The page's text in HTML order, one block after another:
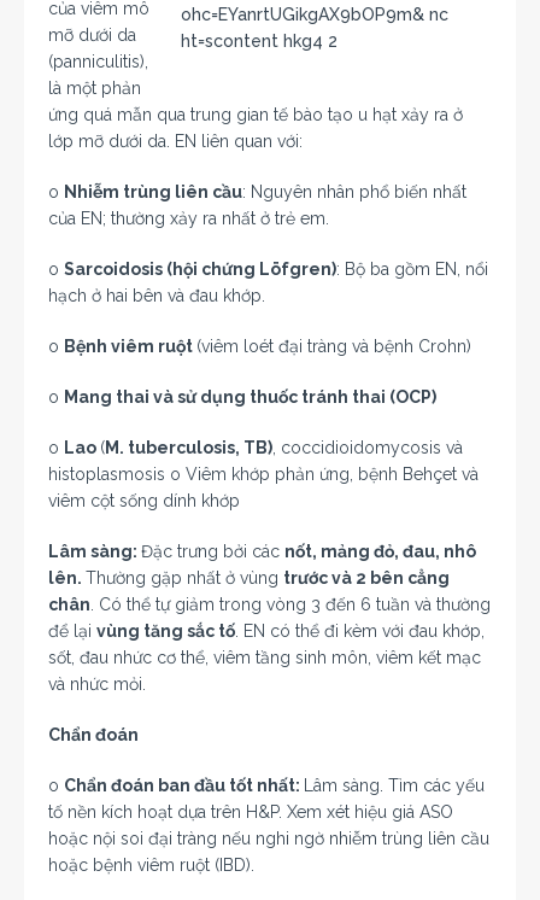
của viêm mô
mỡ dưới da
(panniculitis),
là một phản
ứng quá mẫn qua trung gian tế bào tạo u hạt xảy ra ở
lớp mỡ dưới da. EN liên quan với:
o Nhiễm trùng liên cầu: Nguyên nhân phổ biến nhất
của EN; thường xảy ra nhất ở trẻ em.
o Sarcoidosis (hội chứng Löfgren): Bộ ba gồm EN, nổi
hạch ở hai bên và đau khớp.
o Bệnh viêm ruột (viêm loét đại tràng và bệnh Crohn)
o Mang thai và sử dụng thuốc tránh thai (OCP)
o Lao (M. tuberculosis, TB) , coccidioidomycosis và
histoplasmosis o Viêm khớp phản ứng, bệnh Behçet và
viêm cột sống dính khớp
Lâm sàng: Đặc trưng bởi các nốt, mảng đỏ, đau, nhô
lên. Thường gặp nhất ở vùng trước và 2 bên cẳng
chân . Có thể tự giảm trong vòng 3 đến 6 tuần và thường
để lại vùng tăng sắc tố . EN có thể đi kèm với đau khớp,
sốt, đau nhức cơ thể, viêm tầng sinh môn, viêm kết mạc
và nhức mỏi.
Chẩn đoán
o Chẩn đoán ban đầu tốt nhất:
Lâm sàng. Tìm các yếu
tố nền kích hoạt dựa trên H&P. Xem xét hiệu giá ASO
hoặc nội soi đại tràng nếu nghi ngờ nhiễm trùng liên cầu
hoặc bệnh viêm ruột (IBD).